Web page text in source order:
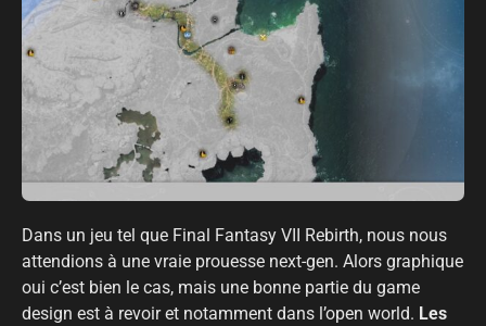
Dans un jeu tel que Final Fantasy VII Rebirth, nous nous
attendions à une vraie prouesse next-gen. Alors graphique
oui c’est bien le cas, mais une bonne partie du game
design est à revoir et notamment dans l’open world. Les